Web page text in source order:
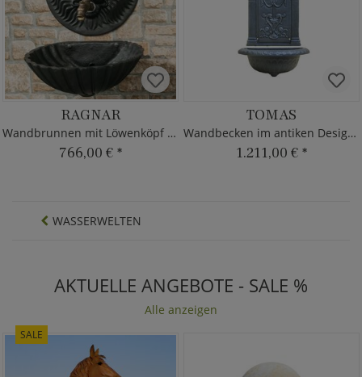
RAGNAR
Wandbrunnen mit Löwenköpf - Eisen
766,00 € *
TOMAS
Wandbecken im antiken Design - Eisen
1.211,00 € *
WASSERWELTEN
AKTUELLE ANGEBOTE - SALE %
Alle anzeigen
SALE